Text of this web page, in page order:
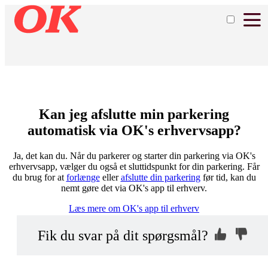
Kan jeg afslutte min parkering
automatisk via OK's erhvervsapp?
Ja, det kan du. Når du parkerer og starter din parkering via OK's
erhvervsapp, vælger du også et sluttidspunkt for din parkering. Får
du brug for at forlængeellerafslutte din parkeringfør tid, kan du
nemt gøre det via OK's app til erhverv.
Læs mere om OK's app til erhverv
Fik du svar på dit spørgsmål?
Hvorfor ikke?
Kontakt os, så
vi kan hjælpe dig